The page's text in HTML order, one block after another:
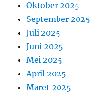
Oktober 2025
September 2025
Juli 2025
Juni 2025
Mei 2025
April 2025
Maret 2025